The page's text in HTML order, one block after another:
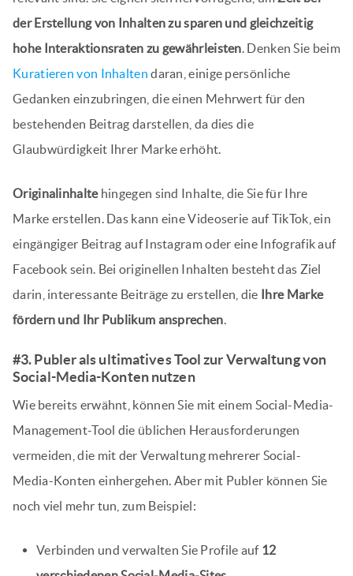
der Erstellung von Inhalten zu sparen und gleichzeitig
hohe Interaktionsraten zu gewährleisten. Denken Sie beim
Kuratieren von Inhalten daran, einige persönliche
Gedanken einzubringen, die einen Mehrwert für den
bestehenden Beitrag darstellen, da dies die
Glaubwürdigkeit Ihrer Marke erhöht.
Originalinhaltehingegen sind Inhalte, die Sie für Ihre
Marke erstellen. Das kann eine Videoserie auf TikTok, ein
eingängiger Beitrag auf Instagram oder eine Infografik auf
Facebook sein. Bei originellen Inhalten besteht das Ziel
darin, interessante Beiträge zu erstellen, die Ihre Marke
fördern und Ihr Publikum ansprechen.
#3. Publer als ultimatives Tool zur Verwaltung von
Social-Media-Konten nutzen
Wie bereits erwähnt, können Sie mit einem Social-Media-
Management-Tool die üblichen Herausforderungen
vermeiden, die mit der Verwaltung mehrerer Social-
Media-Konten einhergehen. Aber mit Publer können Sie
noch viel mehr tun, zum Beispiel:
Verbinden und verwalten Sie Profile auf 12